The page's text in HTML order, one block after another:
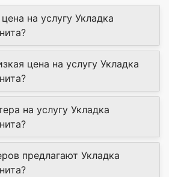
на услугу Укладка
цена на услугу Укладка
на услугу Укладка
предлагают Укладка